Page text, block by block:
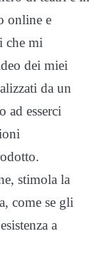
online e
che mi
dei miei
da un
ad esserci
stimola la
come se gli
a